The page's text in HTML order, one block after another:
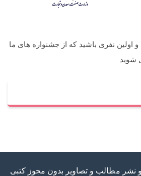
اولین نفری باشید که از جشنواره های ما
نشر مطالب و تصاویر بدون مجوز کتبی